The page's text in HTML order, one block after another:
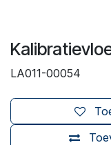
LA011-00054